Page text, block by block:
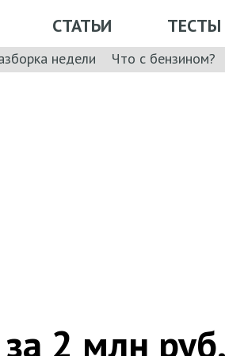
СТАТЬИ ТЕСТЫ
недели Что с бензином?
2 млн руб.